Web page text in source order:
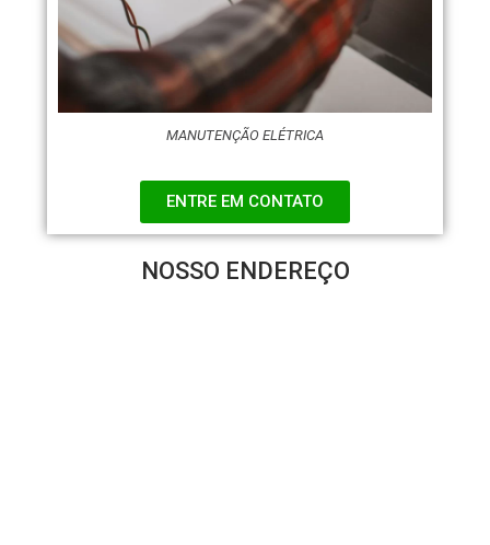
MANUTENÇÃO ELÉTRICA
ENTRE EM CONTATO
NOSSO ENDEREÇO